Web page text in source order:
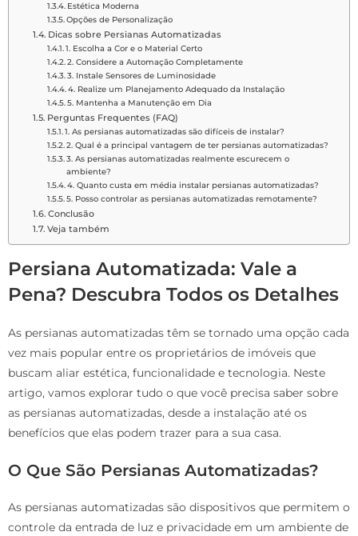
Estética Moderna
Opções de Personalização
Dicas sobre Persianas Automatizadas
1. Escolha a Cor e o Material Certo
2. Considere a Automação Completamente
3. Instale Sensores de Luminosidade
4. Realize um Planejamento Adequado da Instalação
5. Mantenha a Manutenção em Dia
Perguntas Frequentes (FAQ)
1. As persianas automatizadas são difíceis de instalar?
2. Qual é a principal vantagem de ter persianas automatizadas?
3. As persianas automatizadas realmente escurecem o
ambiente?
4. Quanto custa em média instalar persianas automatizadas?
5. Posso controlar as persianas automatizadas remotamente?
Conclusão
Veja também
Persiana Automatizada: Vale a
Pena? Descubra Todos os Detalhes
As persianas automatizadas têm se tornado uma opção cada
vez mais popular entre os proprietários de imóveis que
buscam aliar estética, funcionalidade e tecnologia. Neste
artigo, vamos explorar tudo o que você precisa saber sobre
as persianas automatizadas, desde a instalação até os
benefícios que elas podem trazer para a sua casa.
O Que São Persianas Automatizadas?
As persianas automatizadas são dispositivos que permitem o
controle da entrada de luz e privacidade em um ambiente de